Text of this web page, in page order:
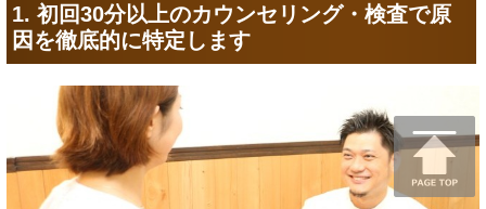
1. 初回30分以上のカウンセリング・検査で原
因を徹底的に特定します